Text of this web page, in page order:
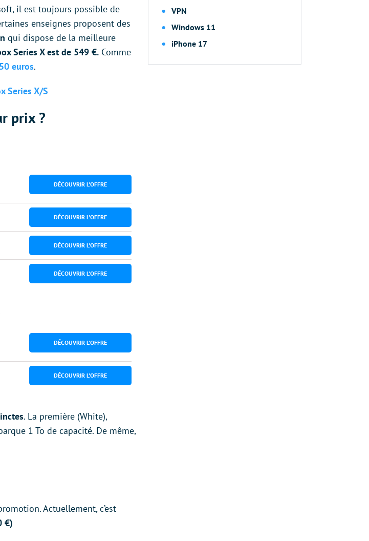
il est toujours possible de
enseignes proposent des
qui dispose de la meilleure
Series X est de 549 €. Comme
euros.
Series X/S
prix ?
. La première (White),
1 To de capacité. De même,
Actuellement, c’est
€)
VPN
Windows 11
iPhone 17